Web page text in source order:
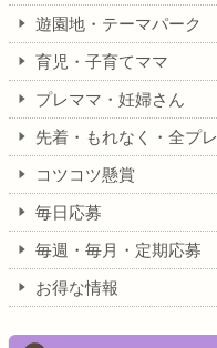
遊園地・テーマパーク
育児・子育てママ
プレママ・妊婦さん
先着・もれなく・全プレ
コツコツ懸賞
毎日応募
毎週・毎月・定期応募
お得な情報